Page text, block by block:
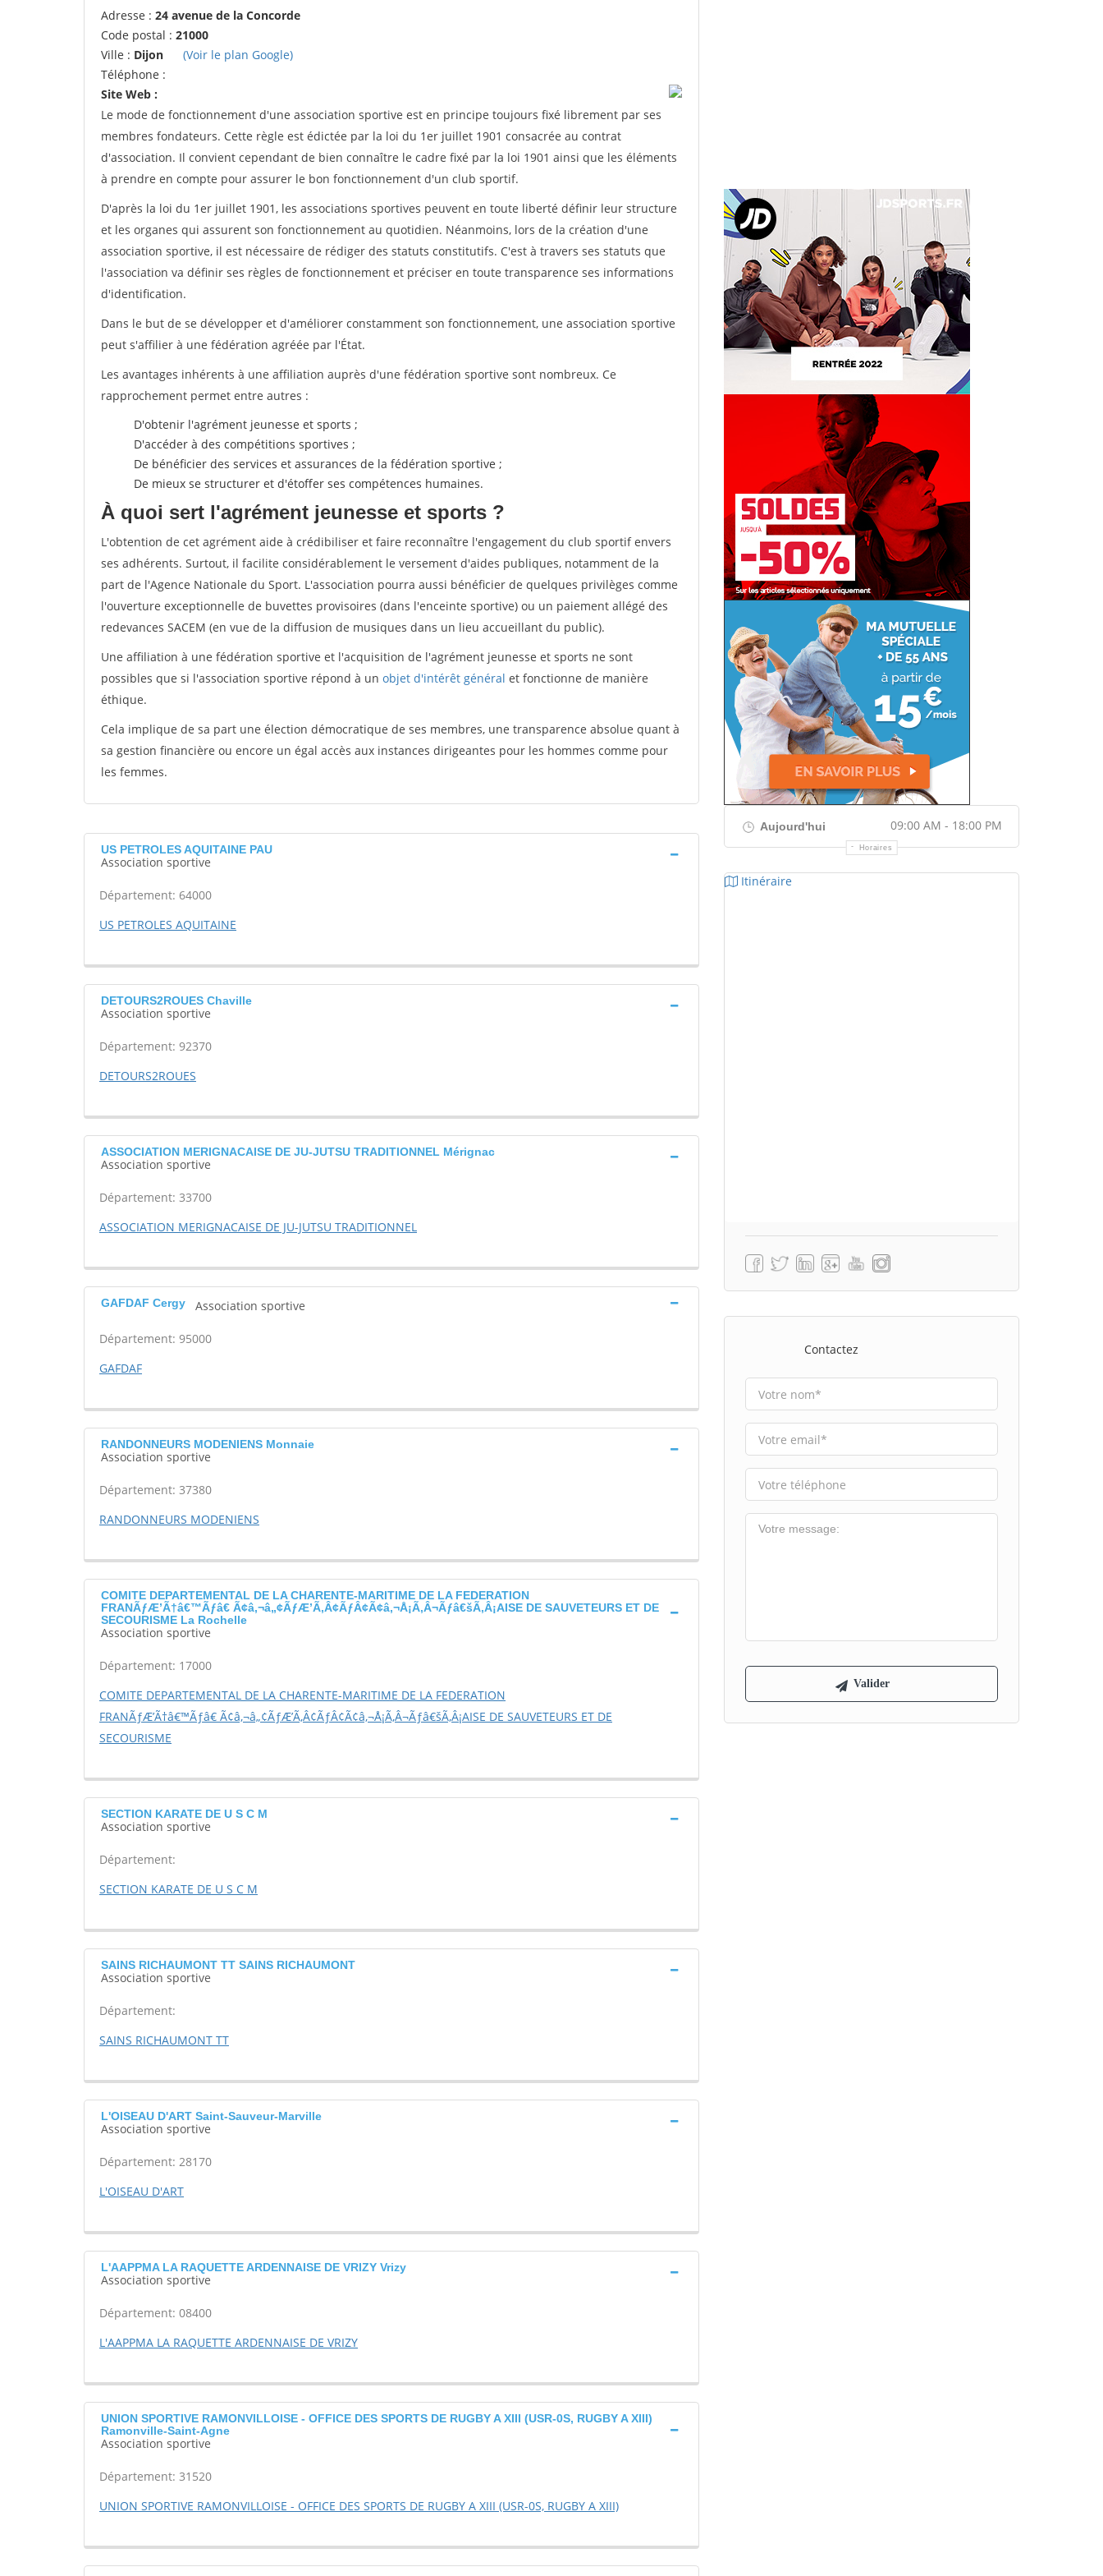
Adresse : 24 avenue de la Concorde
Code postal : 21000
Ville : Dijon
(Voir le plan Google)
Téléphone :
Site Web :
Le mode de fonctionnement d'une association sportive est en principe toujours fixé librement par ses
membres fondateurs. Cette règle est édictée par la loi du 1er juillet 1901 consacrée au contrat
d'association. Il convient cependant de bien connaître le cadre fixé par la loi 1901 ainsi que les éléments
à prendre en compte pour assurer le bon fonctionnement d'un club sportif.
D'après la loi du 1er juillet 1901, les associations sportives peuvent en toute liberté définir leur structure
et les organes qui assurent son fonctionnement au quotidien. Néanmoins, lors de la création d'une
association sportive, il est nécessaire de rédiger des statuts constitutifs. C'est à travers ses statuts que
l'association va définir ses règles de fonctionnement et préciser en toute transparence ses informations
d'identification.
Dans le but de se développer et d'améliorer constamment son fonctionnement, une association sportive
peut s'affilier à une fédération agréée par l'État.
Les avantages inhérents à une affiliation auprès d'une fédération sportive sont nombreux. Ce
rapprochement permet entre autres :
D'obtenir l'agrément jeunesse et sports ;
D'accéder à des compétitions sportives ;
De bénéficier des services et assurances de la fédération sportive ;
De mieux se structurer et d'étoffer ses compétences humaines.
À quoi sert l'agrément jeunesse et sports ?
L'obtention de cet agrément aide à crédibiliser et faire reconnaître l'engagement du club sportif envers
ses adhérents. Surtout, il facilite considérablement le versement d'aides publiques, notamment de la
part de l'Agence Nationale du Sport. L'association pourra aussi bénéficier de quelques privilèges comme
l'ouverture exceptionnelle de buvettes provisoires (dans l'enceinte sportive) ou un paiement allégé des
redevances SACEM (en vue de la diffusion de musiques dans un lieu accueillant du public).
Une affiliation à une fédération sportive et l'acquisition de l'agrément jeunesse et sports ne sont
possibles que si l'association sportive répond à un objet d'intérêt général et fonctionne de manière
éthique.
Cela implique de sa part une élection démocratique de ses membres, une transparence absolue quant à
sa gestion financière ou encore un égal accès aux instances dirigeantes pour les hommes comme pour
les femmes.
US PETROLES AQUITAINE PAU
Association sportive
Département: 64000
US PETROLES AQUITAINE
DETOURS2ROUES Chaville
Association sportive
Département: 92370
DETOURS2ROUES
ASSOCIATION MERIGNACAISE DE JU-JUTSU TRADITIONNEL Mérignac
Association sportive
Département: 33700
ASSOCIATION MERIGNACAISE DE JU-JUTSU TRADITIONNEL
GAFDAF Cergy Association sportive
Département: 95000
GAFDAF
RANDONNEURS MODENIENS Monnaie
Association sportive
Département: 37380
RANDONNEURS MODENIENS
COMITE DEPARTEMENTAL DE LA CHARENTE-MARITIME DE LA FEDERATION
FRANÃƒÆ’Ã†â€™Ãƒâ€ Ã¢â‚¬â„¢ÃƒÆ’Ã‚Â¢ÃƒÂ¢Ã¢â‚¬Å¡Ã‚Â¬Ãƒâ€šÃ‚Â¡AISE DE SAUVETEURS ET DE
SECOURISME La Rochelle
Association sportive
Département: 17000
COMITE DEPARTEMENTAL DE LA CHARENTE-MARITIME DE LA FEDERATION
FRANÃƒÆ’Ã†â€™Ãƒâ€ Ã¢â‚¬â„¢ÃƒÆ’Ã‚Â¢ÃƒÂ¢Ã¢â‚¬Å¡Ã‚Â¬Ãƒâ€šÃ‚Â¡AISE DE SAUVETEURS ET DE
SECOURISME
SECTION KARATE DE U S C M
Association sportive
Département:
SECTION KARATE DE U S C M
SAINS RICHAUMONT TT SAINS RICHAUMONT
Association sportive
Département:
SAINS RICHAUMONT TT
L'OISEAU D'ART Saint-Sauveur-Marville
Association sportive
Département: 28170
L'OISEAU D'ART
L'AAPPMA LA RAQUETTE ARDENNAISE DE VRIZY Vrizy
Association sportive
Département: 08400
L'AAPPMA LA RAQUETTE ARDENNAISE DE VRIZY
UNION SPORTIVE RAMONVILLOISE - OFFICE DES SPORTS DE RUGBY A XIII (USR-0S, RUGBY A XIII)
Ramonville-Saint-Agne
Association sportive
Département: 31520
UNION SPORTIVE RAMONVILLOISE - OFFICE DES SPORTS DE RUGBY A XIII (USR-0S, RUGBY A XIII)
Aujourd'hui 09:00 AM - 18:00 PM
Horaires
Itinéraire
Contactez